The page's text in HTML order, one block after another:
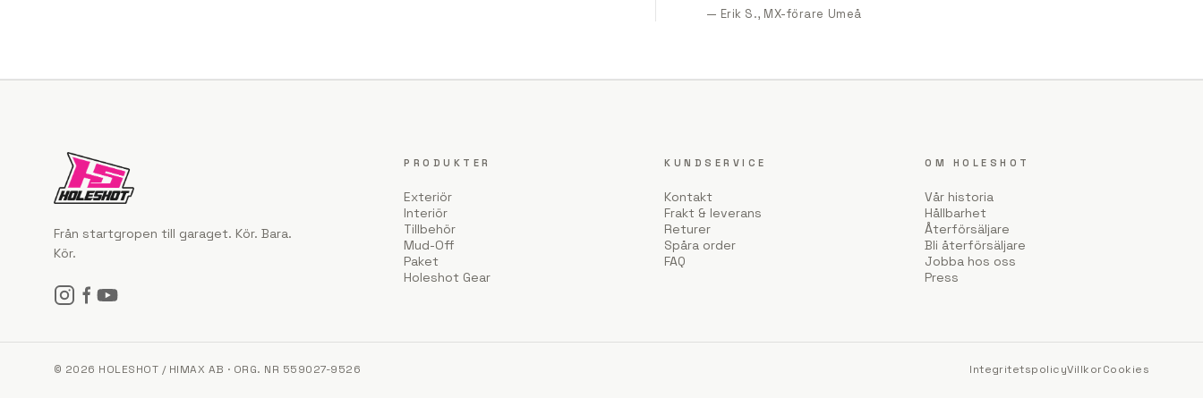
— Erik S., MX-förare Umeå
Från startgropen till garaget. Kör. Bara.
Kör.
PRODUKTER
Exteriör
Interiör
Tillbehör
Mud-Off
Paket
Holeshot Gear
KUNDSERVICE
Kontakt
Frakt & leverans
Returer
Spåra order
FAQ
OM HOLESHOT
Vår historia
Hållbarhet
Återförsäljare
Bli återförsäljare
Jobba hos oss
Press
© 2026 HOLESHOT / HIMAX AB · ORG. NR 559027-9526 IntegritetspolicyVillkorCookies